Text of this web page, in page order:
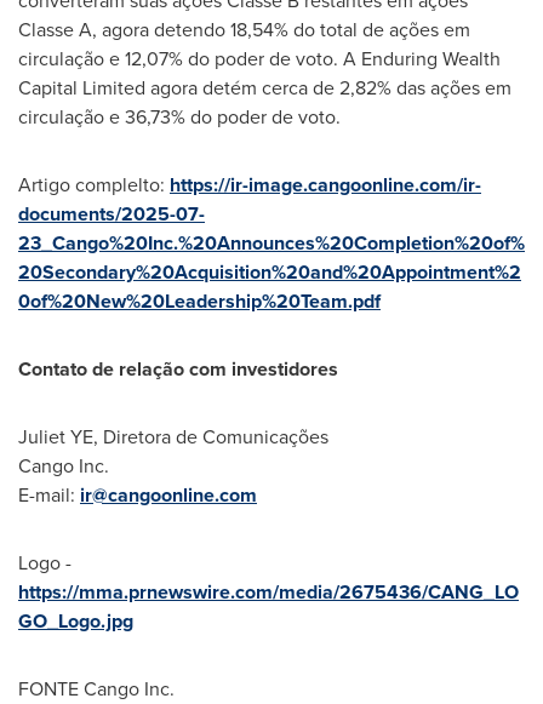
Classe A, agora detendo 18,54% do total de ações em
circulação e 12,07% do poder de voto. A Enduring Wealth
Capital Limited agora detém cerca de 2,82% das ações em
circulação e 36,73% do poder de voto.
Artigo complelto: https://ir-image.cangoonline.com/ir-
documents/2025-07-
23_Cango%20Inc.%20Announces%20Completion%20of%
20Secondary%20Acquisition%20and%20Appointment%2
0of%20New%20Leadership%20Team.pdf
Contato de relação com investidores
Juliet YE, Diretora de Comunicações
Cango Inc.
E-mail: ir@cangoonline.com
Logo -
https://mma.prnewswire.com/media/2675436/CANG_LO
GO_Logo.jpg
FONTE Cango Inc.